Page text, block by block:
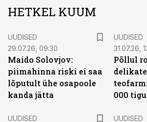
HETKEL KUUM
UUDISED
29.07.26, 09:30
Maido Solovjov:
piimahinna riski ei saa
lõputult ühe osapoole
kanda jätta
UUDISED
31.07.26,
Põllul
000 tigu
UUDISED
UUDISED